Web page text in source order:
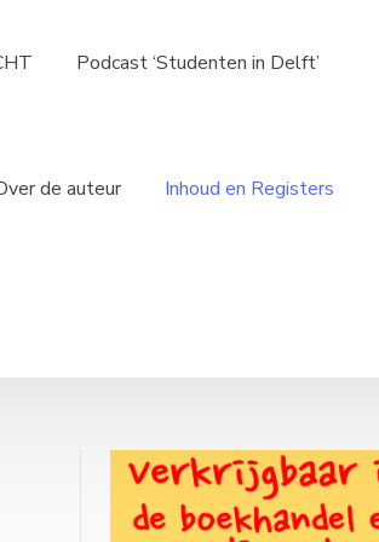
Podcast ‘Studenten in Delft’
de auteur Inhoud en Registers